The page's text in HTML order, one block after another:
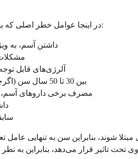
در اینجا عوامل خطر اصلی که باید از آنها آگاه باشید، آورده شده است:
داشتن آسم، به
آلرژی‌های قابل
بین 30 تا 50 سال سن (اگرچه می‌تواند در هر سنی رخ دهد)
مصرف برخی داروهای آسم،
شوند، بنابراین سن به تنهایی